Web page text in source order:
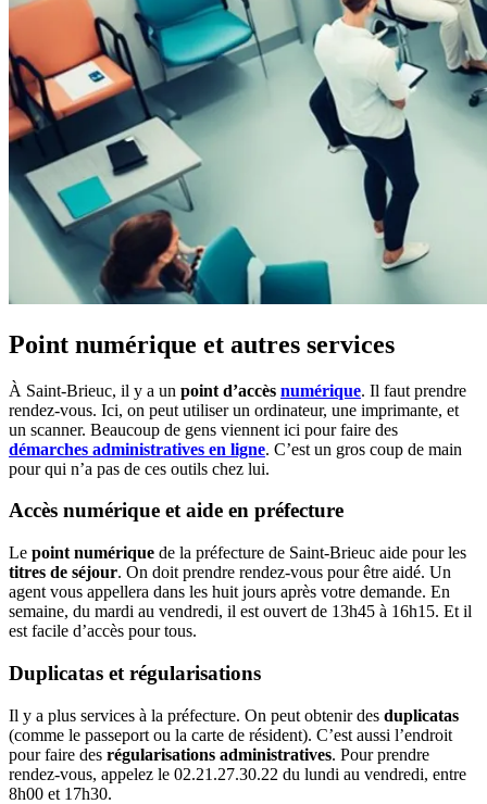
Point numérique et autres services
À Saint-Brieuc, il y a un point d’accès numérique. Il faut prendre
rendez-vous. Ici, on peut utiliser un ordinateur, une imprimante, et
un scanner. Beaucoup de gens viennent ici pour faire des
démarches administratives en ligne. C’est un gros coup de main
pour qui n’a pas de ces outils chez lui.
Accès numérique et aide en préfecture
Le point numérique de la préfecture de Saint-Brieuc aide pour les
titres de séjour. On doit prendre rendez-vous pour être aidé. Un
agent vous appellera dans les huit jours après votre demande. En
semaine, du mardi au vendredi, il est ouvert de 13h45 à 16h15. Et il
est facile d’accès pour tous.
Duplicatas et régularisations
Il y a plus services à la préfecture. On peut obtenir des duplicatas
(comme le passeport ou la carte de résident). C’est aussi l’endroit
pour faire des régularisations administratives. Pour prendre
rendez-vous, appelez le 02.21.27.30.22 du lundi au vendredi, entre
8h00 et 17h30.